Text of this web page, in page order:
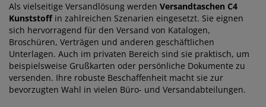
Als vielseitige Versandlösung werden Versandtaschen C4
Kunststoffin zahlreichen Szenarien eingesetzt. Sie eignen
sich hervorragend für den Versand von Katalogen,
Broschüren, Verträgen und anderen geschäftlichen
Unterlagen. Auch im privaten Bereich sind sie praktisch, um
beispielsweise Grußkarten oder persönliche Dokumente zu
versenden. Ihre robuste Beschaffenheit macht sie zur
bevorzugten Wahl in vielen Büro- und Versandabteilungen.